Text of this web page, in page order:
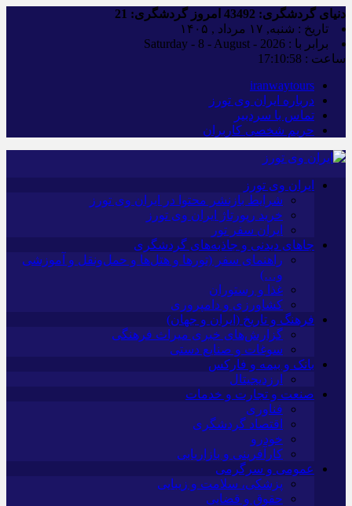
دنیای گردشگری: امروز گردشگری:
تاریخ : شنبه, ۱۷ مرداد , ۱۴۰۵
برابر با : Saturday - 8 - August - 2026
ساعت : 17:10:59
iranwaytours
درباره ایران وی تورز
تماس با سردبیر
حریم شخصی کاربران
ایران وی تورز
شرایط بازنشر محتوا در ایران وی تورز
خرید رپورتاژ ایران وی تورز
ایران سفر تور
جاهای دیدنی و جاذبه‌های گردشگری
راهنمای سفر (تورها و هتل‌ها و حمل‌و‌نقل و آموزشی
و…)
غذا و رستوران
کشاورزی و دامپروری
فرهنگ و تاریخ (ایران و جهان)
گزارش‌های خبری میراث فرهنگی
سوغات و صنایع دستی
بانک و بیمه و فارکس
ارزدیجیتال
صنعت و تجارت و خدمات
فناوری
اقتصاد گردشگری
خودرو
کارآفرینی و بازاریابی
عمومی و سرگرمی
پزشکی، سلامت و زیبایی
حقوق و قضایی